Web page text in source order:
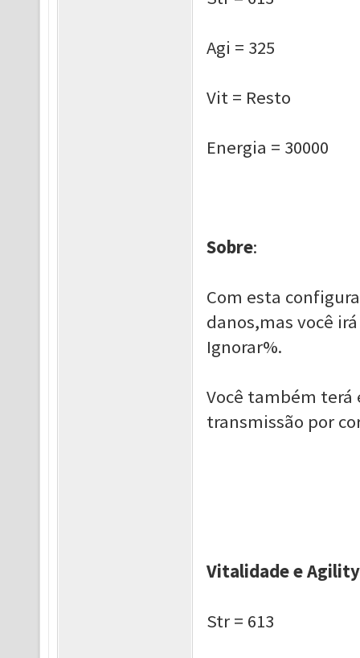
Agi = 325
Vit = Resto
Energia = 30000
Sobre:
Com esta
danos,mas você
Ignorar%.
Você também terá
transmissão por
Vitalidade e Agility
Str = 613